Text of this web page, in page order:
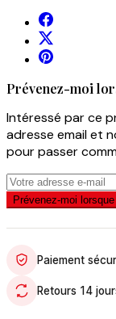
Prévenez-moi
Intéressé par ce
adresse email et
pour passer
Prévenez-moi
Paiement
Retours 14